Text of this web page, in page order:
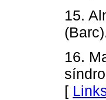
15.
16.
[